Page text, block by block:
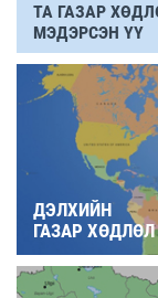
ТА ГАЗАР
МЭДЭРСЭН ҮҮ
ДЭЛХИЙН
ГАЗАР ХӨДЛӨЛ